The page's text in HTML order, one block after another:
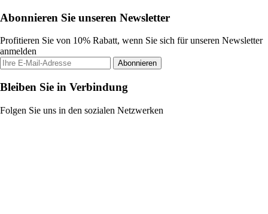
Abonnieren Sie unseren Newsletter
Profitieren Sie von 10% Rabatt, wenn Sie sich für unseren Newsletter
anmelden
Abonnieren
Bleiben Sie in Verbindung
Folgen Sie uns in den sozialen Netzwerken